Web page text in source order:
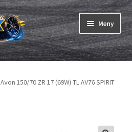
Meny
Avon 150/70 ZR 17 (69W) TL AV76 SPIRIT